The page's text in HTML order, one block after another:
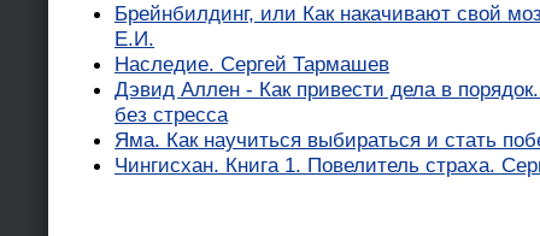
Брейнбилдинг, или Как накачивают свой
Е.И.
Наследие. Сергей Тармашев
Дэвид Аллен - Как привести дела в
без стресса
Яма. Как научиться выбираться и стать
Чингисхан. Книга 1. Повелитель страха.